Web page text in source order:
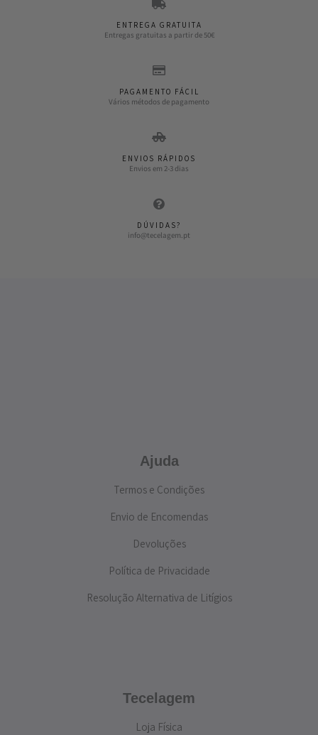
ENTREGA GRATUITA
Entregas gratuitas a partir de 50€
PAGAMENTO FÁCIL
Vários métodos de pagamento
ENVIOS RÁPIDOS
Envios em 2-3 dias
DÚVIDAS?
info@tecelagem.pt
Ajuda
Termos e Condições
Envio de Encomendas
Devoluções
Política de Privacidade
Resolução Alternativa de Litígios
Tecelagem
Loja Física